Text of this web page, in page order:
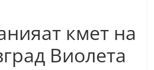
кмет на
Виолета